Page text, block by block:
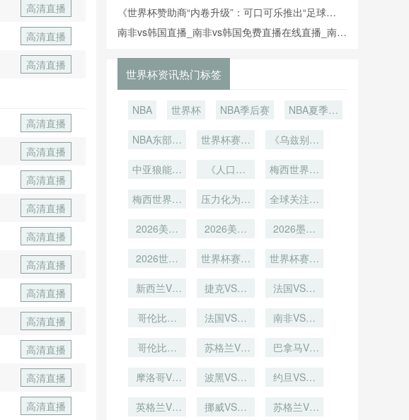
高清直播
高清直播
高清直播
高清直播
高清直播
高清直播
高清直播
高清直播
高清直播
高清直播
高清直播
高清直播
高清直播
高清直播
系
《世界杯赞助商“内卷升级”：可口可乐推出“足球
瓶”，百事可乐如何应对？》
南非vs韩国直播_南非vs韩国免费直播在线直播_南非
世界杯资讯热门标签
NBA 世界杯 NBA季后赛
NBA夏季联
NBA东部季
世界杯赛后
VAR显示器
《乌兹别克
界杯！卡纳
中亚狼能否
美？》
《人口仅
拉索！世界
参赛国能否
史？》
梅西世界杯
梅西世界杯
压力化为动
全球关注度
2026美加
馆赛后利用
2026美加
馆遗产将惠
2026墨美
期间北美航
时航线申请
2026世界
第三名的进
概率相关性
世界杯赛后
雁列队
世界杯赛后
鸭乱飞
新西兰VS
西兰VS埃
捷克VS墨
VS墨西哥
法国VS伊
VS伊拉克
哥伦比亚
伦比亚VS
法国VS伊
国VS伊拉
南非VS韩
VS韩国在
哥伦比亚
播哥伦比亚
线直播
苏格兰VS
格兰VS巴
巴拿马VS
播巴拿马
亚在线直播
摩洛哥VS
洛哥VS海
波黑VS卡
VS卡塔尔
约旦VS阿
旦VS阿尔
英格兰VS
挪威VS塞
苏格兰VS